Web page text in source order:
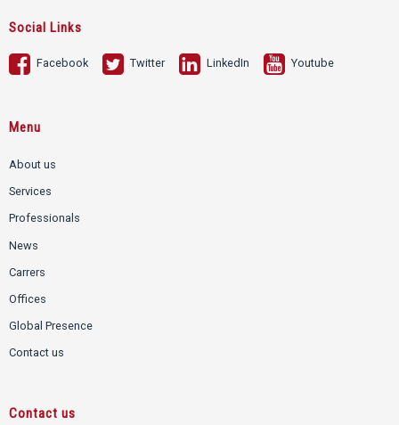
Social Links
Facebook Twitter LinkedIn Youtube
Menu
About us
Services
Professionals
News
Carrers
Offices
Global Presence
Contact us
Contact us